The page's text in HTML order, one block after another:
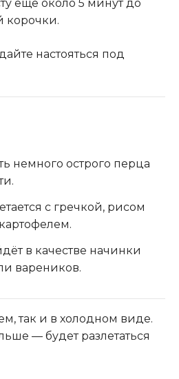
ещё около 5 минут до
корочки.
настояться под
немного острого перца
с гречкой, рисом
в качестве начинки
вареников.
так и в холодном виде.
— будет разлетаться